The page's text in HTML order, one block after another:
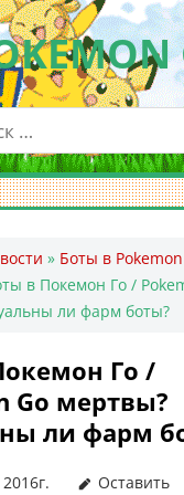
» Боты в
в Покемон Го /
ли фарм боты?
Го /
Go мертвы?
ли фарм
Оставить